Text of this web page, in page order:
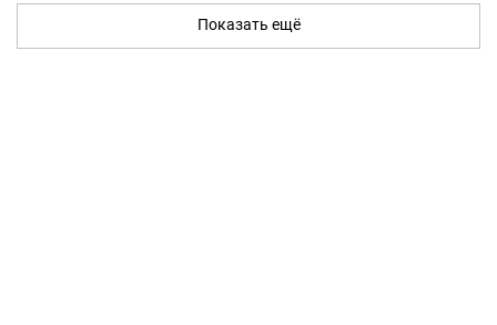
Показать ещё